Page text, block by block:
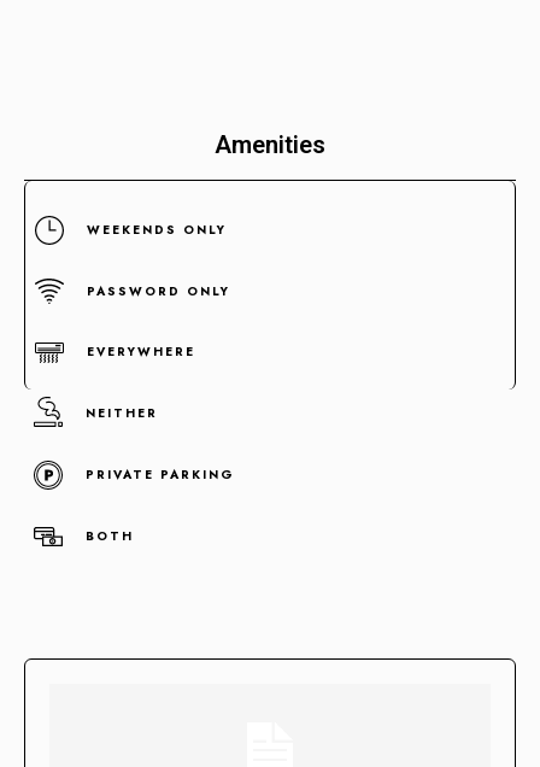
Concentramos la fuerza de +100 enlaces de alta autoridad
Amenities
WEEKENDS ONLY
PASSWORD ONLY
EVERYWHERE
NEITHER
PRIVATE PARKING
BOTH